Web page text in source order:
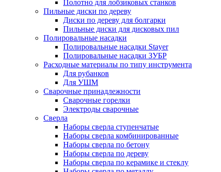
Полотно для лобзиковых станков
Пильные диски по дереву
Диски по дереву для болгарки
Пильные диски для дисковых пил
Полировальные насадки
Полировальные насадки Stayer
Полировальные насадки ЗУБР
Расходные материалы по типу инструмента
Для рубанков
Для УШМ
Сварочные принадлежности
Сварочные горелки
Электроды сварочные
Сверла
Наборы cверла ступенчатые
Наборы сверла комбинированные
Наборы сверла по бетону
Наборы сверла по дереву
Наборы сверла по керамике и стеклу